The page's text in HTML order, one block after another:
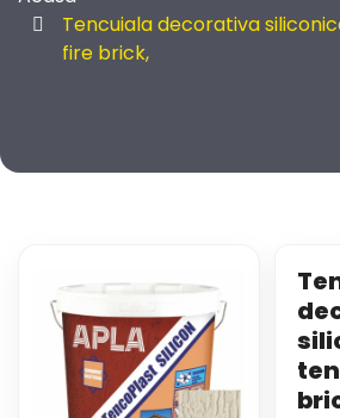
Tencuiala decorativa
fire brick,